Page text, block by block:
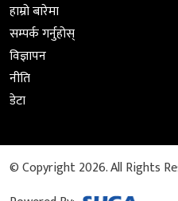
हाम्रो बारेमा
सम्पर्क गर्नुहोस्
विज्ञापन
नीति
डेटा
© Copyright 2026. All Rights